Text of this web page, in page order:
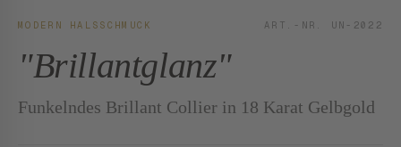
MODERN HALSSCHMUCK ART.-NR. UN-2022
"Brillantglanz"
Funkelndes Brillant Collier in 18 Karat Gelbgold